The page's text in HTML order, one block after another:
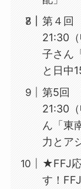
第４回
21:30
子さん
と日中
第5回
21:30
ん「東
力とア
★FFJ
す！